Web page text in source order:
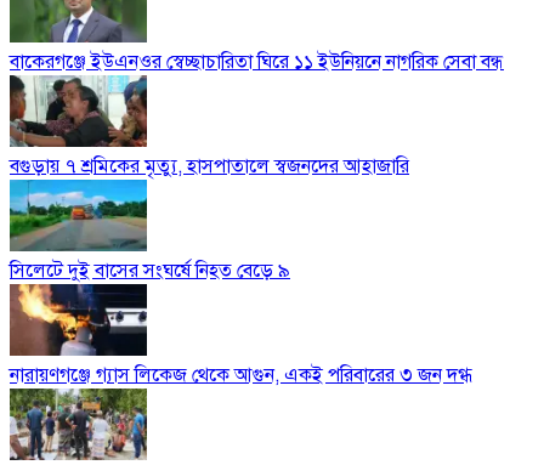
বাকেরগঞ্জে ইউএনওর স্বেচ্ছাচারিতা ঘিরে ১১ ইউনিয়নে নাগরিক সেবা বন্ধ
বগুড়ায় ৭ শ্রমিকের মৃত্যু, হাসপাতালে স্বজনদের আহাজারি
সিলেটে দুই বাসের সংঘর্ষে নিহত বেড়ে ৯
নারায়ণগঞ্জে গ্যাস লিকেজ থেকে আগুন, একই পরিবারের ৩ জন দগ্ধ